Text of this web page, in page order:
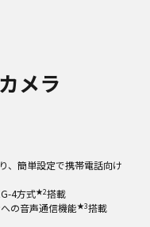
メラ
、簡単設定で携帯電話向け
4方式★2搭載
の音声通信機能★3搭載